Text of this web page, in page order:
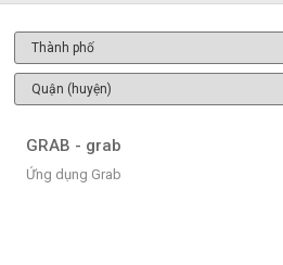
GRAB - grab
Ứng dụng Grab